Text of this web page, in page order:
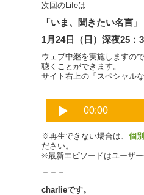
次回のLifeは
「いま、聞きたい名言」
1月24日（日）深夜25：
ウェブ中継を実施しますの
聴くことができます。
サイト右上の「スペシャル
※再生できない場合は、 個
ださい。
※最新エピソードはユーザ
＝＝＝
charlieです。